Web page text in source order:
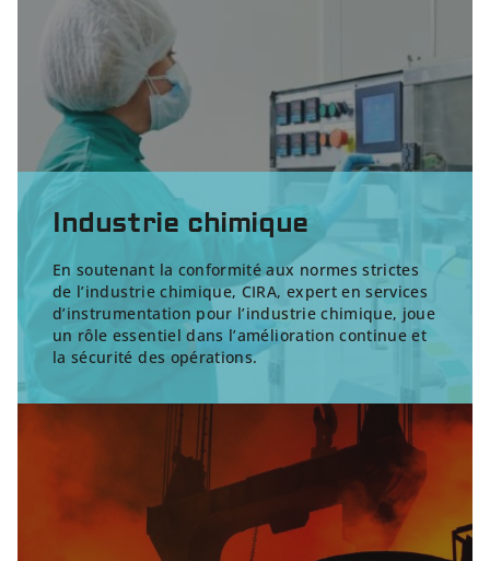
Industrie chimique
En soutenant la conformité aux normes strictes
de l’industrie chimique, CIRA, expert en services
d’instrumentation pour l’industrie chimique, joue
un rôle essentiel dans l’amélioration continue et
la sécurité des opérations.